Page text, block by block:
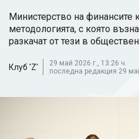
Министерство на финансите
методологията, с която
разкачат от тези в
Клуб 'Z'
29 май 2026 г., 13:26 ч.
последна редакция 29